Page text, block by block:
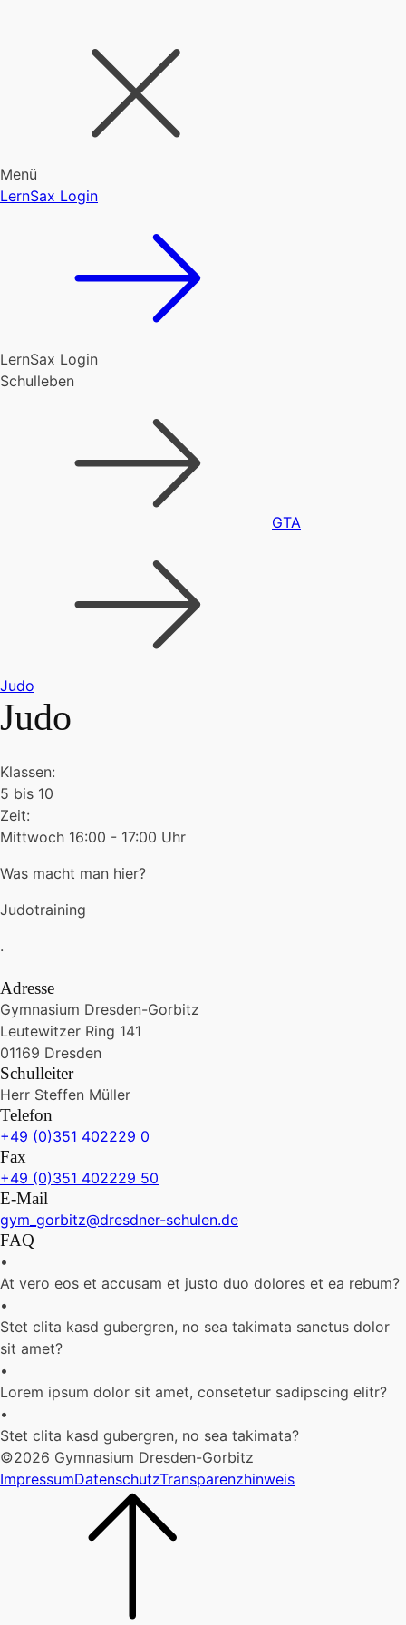
Menü
LernSax Login
LernSax Login
Schulleben
GTA
Judo
Judo
Klassen:
5 bis 10
Zeit:
Mittwoch 16:00 - 17:00 Uhr
Was macht man hier?
Judotraining
.
Adresse
Gymnasium Dresden-Gorbitz
Leutewitzer Ring 141
01169 Dresden
Schulleiter
Herr Steffen Müller
Telefon
+49 (0)351 402229 0
Fax
+49 (0)351 402229 50
E-Mail
gym_gorbitz@dresdner-schulen.de
FAQ
•
At vero eos et accusam et justo duo dolores et ea rebum?
•
Stet clita kasd gubergren, no sea takimata sanctus dolor
sit amet?
•
Lorem ipsum dolor sit amet, consetetur sadipscing elitr?
•
Stet clita kasd gubergren, no sea takimata?
©2026 Gymnasium Dresden-Gorbitz
ImpressumDatenschutzTransparenzhinweis